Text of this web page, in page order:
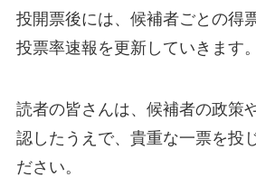
投開票後には、候補者ごとの得
投票率速報を更新していきます。
読者の皆さんは、候補者の政策
認したうえで、貴重な一票を投
ださい。